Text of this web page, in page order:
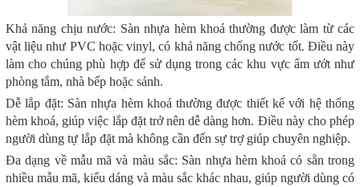
Khả năng chịu nước: Sàn nhựa hèm khoá thường được làm từ các
vật liệu như PVC hoặc vinyl, có khả năng chống nước tốt. Điều này
làm cho chúng phù hợp để sử dụng trong các khu vực ẩm ướt như
phòng tắm, nhà bếp hoặc sảnh.
Dễ lắp đặt: Sàn nhựa hèm khoá thường được thiết kế với hệ thống
hèm khoá, giúp việc lắp đặt trở nên dễ dàng hơn. Điều này cho phép
người dùng tự lắp đặt mà không cần đến sự trợ giúp chuyên nghiệp.
Đa dạng về mẫu mã và màu sắc: Sàn nhựa hèm khoá có sẵn trong
nhiều mẫu mã, kiểu dáng và màu sắc khác nhau, giúp người dùng có